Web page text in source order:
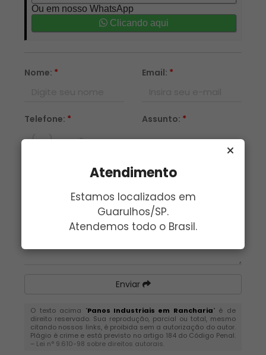
Atendimento
Estamos localizados em
Guarulhos/SP.
Atendemos todo o Brasil.
Ou em nosso WhatsApp
Clicando aqui
Nome: * Email: *
Telefone: * Assunto: *
Enviar
O texto acima "Panos Industriais em Rancharia" é de
direito reservado. Sua reprodução, parcial ou total, mesmo
citando nossos links, é proibida sem a autorização do autor.
Plágio é crime e está previsto no artigo 184 do Código Penal.
– Lei n° 9.610-98 sobre direitos autorais.